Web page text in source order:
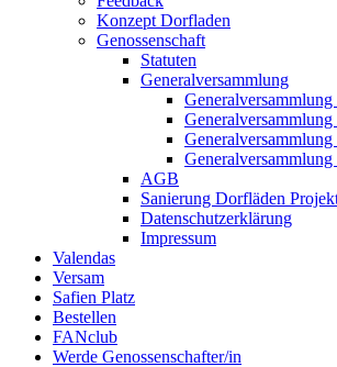
Konzept Dorfladen
Genossenschaft
Statuten
Generalversammlung
Generalversammlung
Generalversammlung
Generalversammlung
Generalversammlung
AGB
Sanierung Dorfläden
Datenschutzerklärung
Impressum
Valendas
Versam
Safien Platz
Bestellen
FANclub
Werde Genossenschafter/in